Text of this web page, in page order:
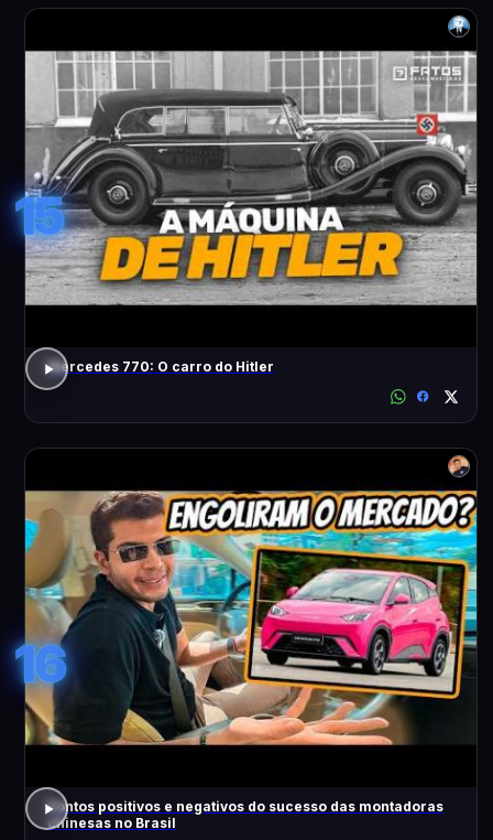
15
Mercedes 770: O carro do Hitler
16
Pontos positivos e negativos do sucesso das montadoras
chinesas no Brasil